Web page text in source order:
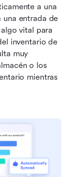
a una
una entrada de
vital para
inventario de
muy
o los
mientras